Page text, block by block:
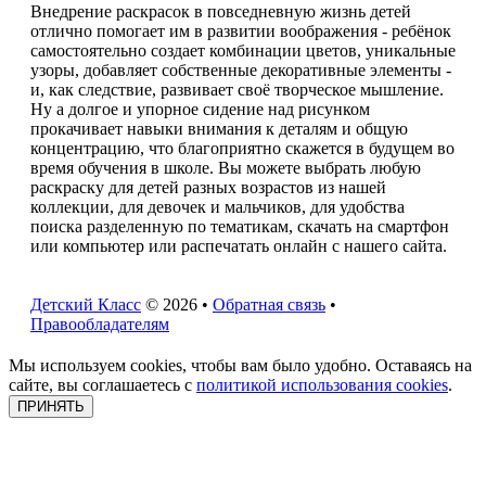
Внедрение раскрасок в повседневную жизнь детей
отлично помогает им в развитии воображения - ребёнок
самостоятельно создает комбинации цветов, уникальные
узоры, добавляет собственные декоративные элементы -
и, как следствие, развивает своё творческое мышление.
Ну а долгое и упорное сидение над рисунком
прокачивает навыки внимания к деталям и общую
концентрацию, что благоприятно скажется в будущем во
время обучения в школе. Вы можете выбрать любую
раскраску для детей разных возрастов из нашей
коллекции, для девочек и мальчиков, для удобства
поиска разделенную по тематикам, скачать на смартфон
или компьютер или распечатать онлайн с нашего сайта.
Детский Класс © 2026 • Обратная связь •
Правообладателям
Мы используем cookies, чтобы вам было удобно. Оставаясь на
сайте, вы соглашаетесь с политикой использования cookies.
ПРИНЯТЬ